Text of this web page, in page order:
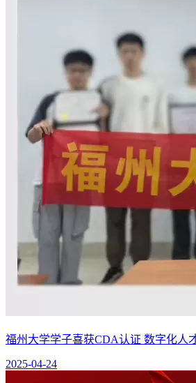
福州大学学子喜获CDA认证 数字化人
2025-04-24